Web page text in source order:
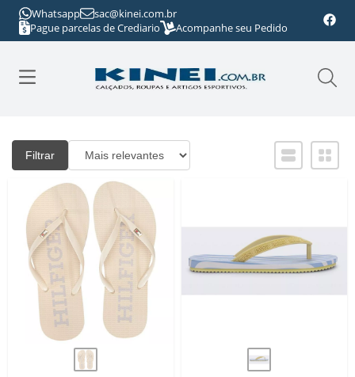
Whatsapp
sac@kinei.com.br
Pague parcelas de Crediario
Acompanhe seu Pedido
Filtrar